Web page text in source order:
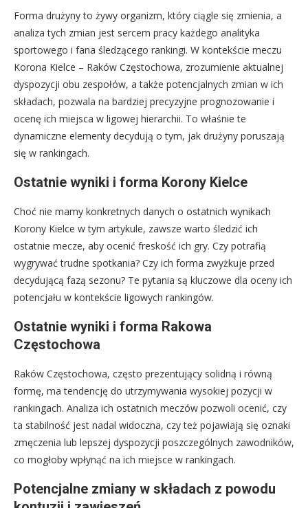
Forma drużyny to żywy organizm, który ciągle się zmienia, a
analiza tych zmian jest sercem pracy każdego analityka
sportowego i fana śledzącego rankingi. W kontekście meczu
Korona Kielce – Raków Częstochowa, zrozumienie aktualnej
dyspozycji obu zespołów, a także potencjalnych zmian w ich
składach, pozwala na bardziej precyzyjne prognozowanie i
ocenę ich miejsca w ligowej hierarchii. To właśnie te
dynamiczne elementy decydują o tym, jak drużyny poruszają
się w rankingach.
Ostatnie wyniki i forma Korony Kielce
Choć nie mamy konkretnych danych o ostatnich wynikach
Korony Kielce w tym artykule, zawsze warto śledzić ich
ostatnie mecze, aby ocenić freskość ich gry. Czy potrafią
wygrywać trudne spotkania? Czy ich forma zwyżkuje przed
decydującą fazą sezonu? Te pytania są kluczowe dla oceny ich
potencjału w kontekście ligowych rankingów.
Ostatnie wyniki i forma Rakowa
Częstochowa
Raków Częstochowa, często prezentujący solidną i równą
formę, ma tendencję do utrzymywania wysokiej pozycji w
rankingach. Analiza ich ostatnich meczów pozwoli ocenić, czy
ta stabilność jest nadal widoczna, czy też pojawiają się oznaki
zmęczenia lub lepszej dyspozycji poszczególnych zawodników,
co mogłoby wpłynąć na ich miejsce w rankingach.
Potencjalne zmiany w składach z powodu